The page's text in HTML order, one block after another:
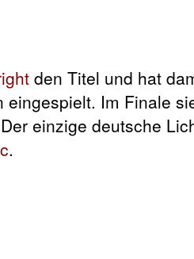
den Titel und hat
Im Finale
einzige deutsche
.